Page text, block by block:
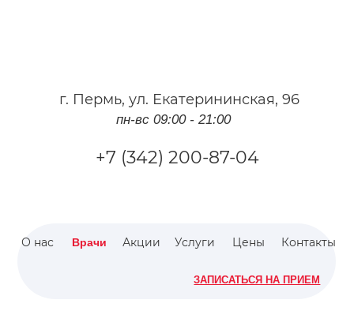
г. Пермь, ул. Екатерининская, 96
пн-вс 09:00 - 21:00
+7 (342) 200-87-04
О нас Врачи Акции Услуги Цены Контакты
ЗАПИСАТЬСЯ НА ПРИЕМ